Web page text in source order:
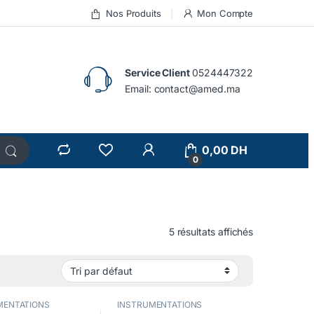
Nos Produits Mon Compte
Service Client 0524447322
Email: contact@amed.ma
0
0,00 DH
5 résultats affichés
INSTRUMENTATIONS